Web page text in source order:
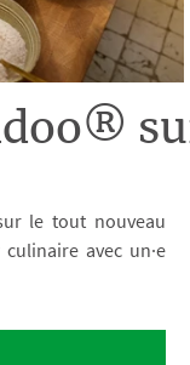
le tout nouveau
avec un·e